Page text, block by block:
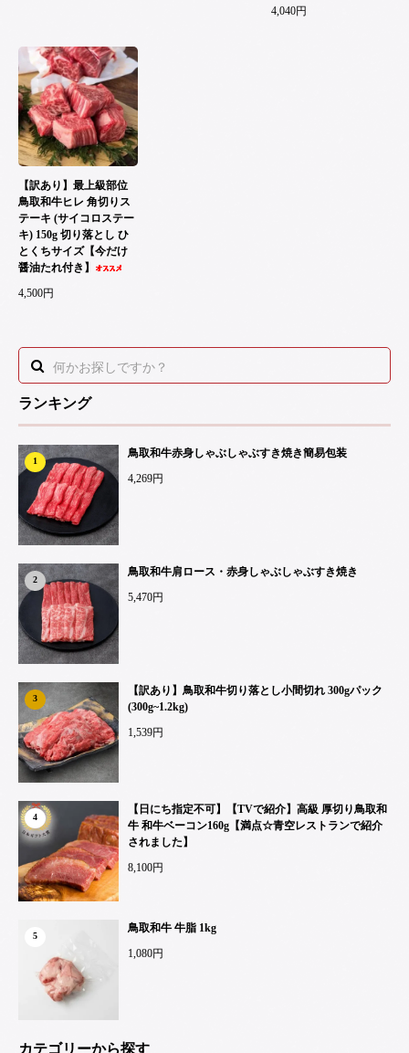
ランキング
1
鳥取和牛赤身しゃぶしゃぶすき焼き簡易包装
4,269円
2
鳥取和牛肩ロース・赤身しゃぶしゃぶすき焼き
5,470円
3
【訳あり】鳥取和牛切り落とし小間切れ 300gパック
(300g~1.2kg)
1,539円
4
【日にち指定不可】【TVで紹介】高級 厚切り鳥取和
牛 和牛ベーコン160g【満点☆青空レストランで紹介
されました】
8,100円
5
鳥取和牛 牛脂 1kg
1,080円
カテゴリーから探す
4,040円
【訳あり】最上級部位
鳥取和牛ヒレ 角切りス
テーキ (サイコロステー
キ) 150g 切り落とし ひ
とくちサイズ【今だけ
醤油たれ付き】
4,500円